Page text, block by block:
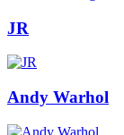
JR
Andy Warhol